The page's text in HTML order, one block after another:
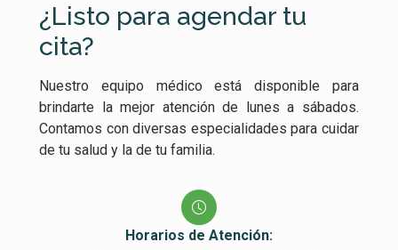
¿Listo para agendar tu
cita?
Nuestro equipo médico está disponible para
brindarte la mejor atención de lunes a sábados.
Contamos con diversas especialidades para cuidar
de tu salud y la de tu familia.
Horarios de Atención: